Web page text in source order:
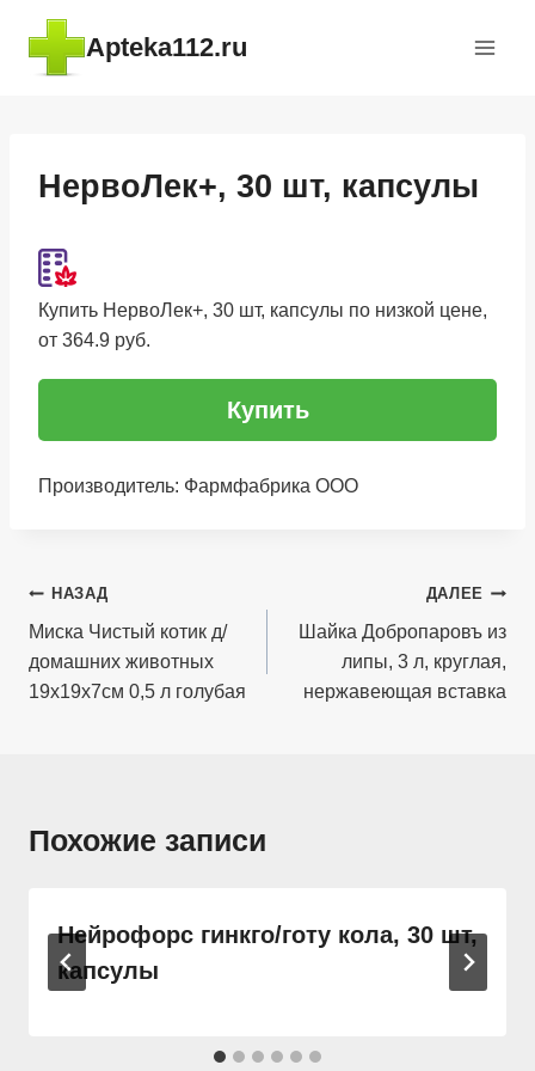
Перейти
содержимому
Apteka112.ru
НервоЛек+, 30 шт, капсулы
Купить НервоЛек+, 30 шт, капсулы по низкой цене,
от 364.9 руб.
Купить
Производитель: Фармфабрика ООО
Навигация
по
записям
НАЗАД
Миска Чистый котик д/
домашних животных
19х19х7см 0,5 л голубая
ДАЛЕЕ
Шайка Добропаровъ из
липы, 3 л, круглая,
нержавеющая вставка
Похожие записи
Нейрофорс гинкго/готу кола, 30 шт,
капсулы